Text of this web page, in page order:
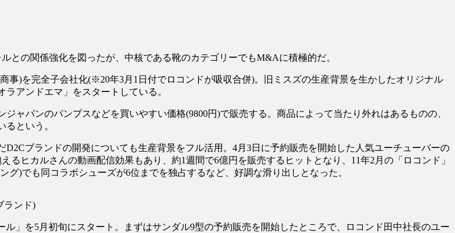
の関係強化を図ったが、中核である靴のカテゴリーでもM&Aに積極的だ。
)を完全子会社化(※20年3月1日付でロコンドが吸収合併)。旧ミスズの生産背景を生かしたオリジナル
アンドエマ」をスタートしている。
ャパンのパンプスなどを買いやすい価格(9800円)で販売する。商品によって当たり外れはあるものの、
という。
ブランドの開発についても生産背景をフル活用。4月3日に予約販売を開始した人気ユーチューバーの
ヒカルさんの動画配信効果もあり、約1週間で6億円を販売するヒットとなり、11年2月の「ロコンド」
)でも同コラボシューズが6位までを独占するなど、好調な滑り出しとなった。
ランド)
」を5月初旬にスタート。まずはサンダル9型の予約販売を開始したところで、ロコンド田中社長のユー